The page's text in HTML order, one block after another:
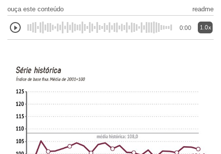
ouça este conteúdo readme
0:00 1.0x